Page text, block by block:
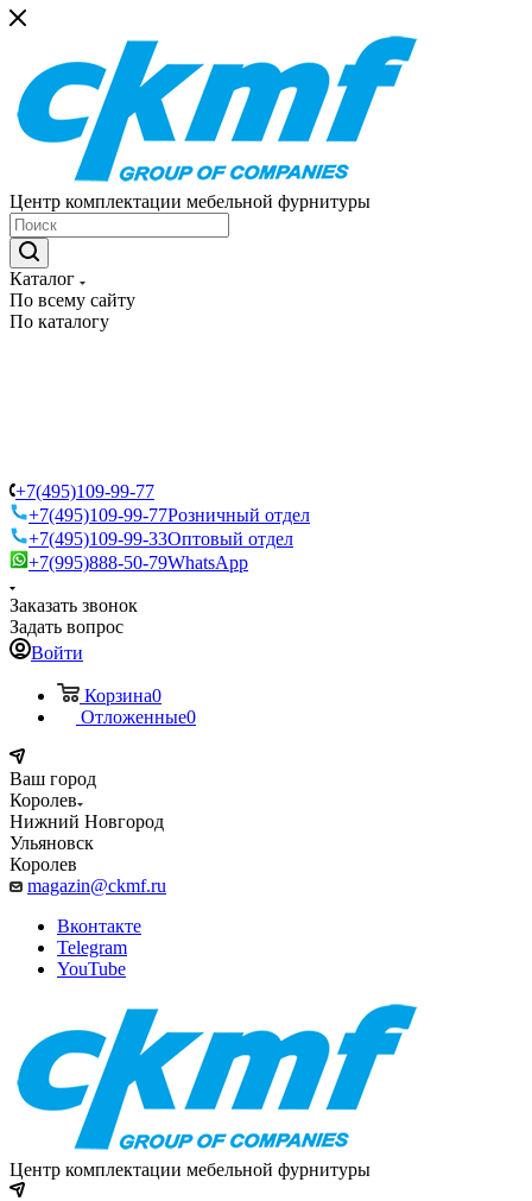
Центр комплектации мебельной фурнитуры
Каталог
По всему сайту
По каталогу
+7(495)109-99-77
+7(495)109-99-77Розничный отдел
+7(495)109-99-33Оптовый отдел
+7(995)888-50-79WhatsApp
Заказать звонок
Задать вопрос
Войти
Корзина0
Отложенные0
Ваш город
Королев
Нижний Новгород
Ульяновск
Королев
magazin@ckmf.ru
Вконтакте
Telegram
YouTube
Центр комплектации мебельной фурнитуры